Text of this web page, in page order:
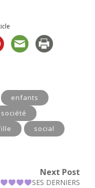
enfants
social
Next Post
SES DERNIERS